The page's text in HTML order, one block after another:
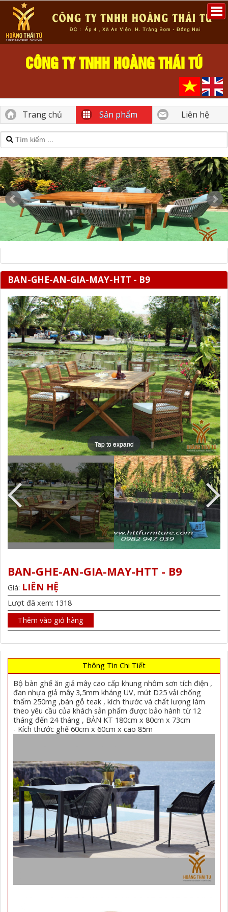
CÔNG TY TNHH HOÀNG THÁI TÚ
Trang chủ Sản phẩm Liên hệ
BAN-GHE-AN-GIA-MAY-HTT - B9
Tap to expand
BAN-GHE-AN-GIA-MAY-HTT - B9
Giá: LIÊN HỆ
Lượt đã xem: 1318
Thêm vào giỏ hàng
Thông Tin Chi Tiết
Bộ bàn ghế ăn giả mây cao cấp khung nhôm sơn tích điện ,
đan nhựa giả mây 3,5mm kháng UV, mút D25 vải chống
thấm 250mg ,bàn gỗ teak , kích thước và chất lượng làm
theo yêu cầu của khách sản phẩm được bảo hành từ 12
tháng đến 24 tháng , BÀN KT 180cm x 80cm x 73cm
- Kích thước ghế 60cm x 60cm x cao 85m